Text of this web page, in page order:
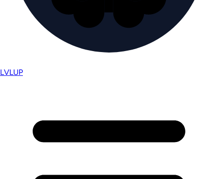
LVLUP